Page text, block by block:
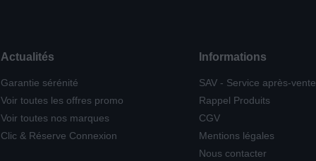
Actualités
Garantie sérénité
Voir toutes les offres promo
Voir toutes nos marques
Clic & Réserve Connexion
Informations
SAV - Service après-vente
Rappel Produits
CGV
Mentions légales
Nous contacter